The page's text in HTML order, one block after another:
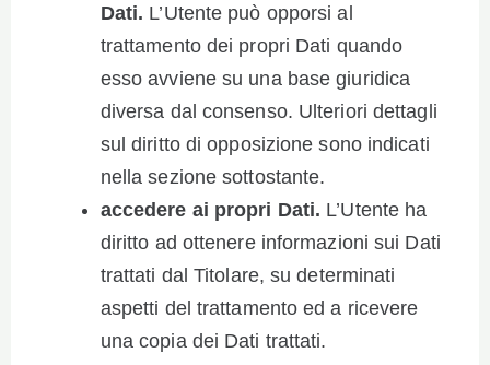
Dati. L’Utente può opporsi al
trattamento dei propri Dati quando
esso avviene su una base giuridica
diversa dal consenso. Ulteriori dettagli
sul diritto di opposizione sono indicati
nella sezione sottostante.
accedere ai propri Dati. L’Utente ha
diritto ad ottenere informazioni sui Dati
trattati dal Titolare, su determinati
aspetti del trattamento ed a ricevere
una copia dei Dati trattati.